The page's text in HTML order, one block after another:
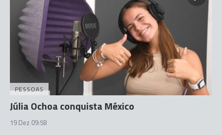
PESSOAS
Júlia Ochoa conquista México
19 Dez 09:58